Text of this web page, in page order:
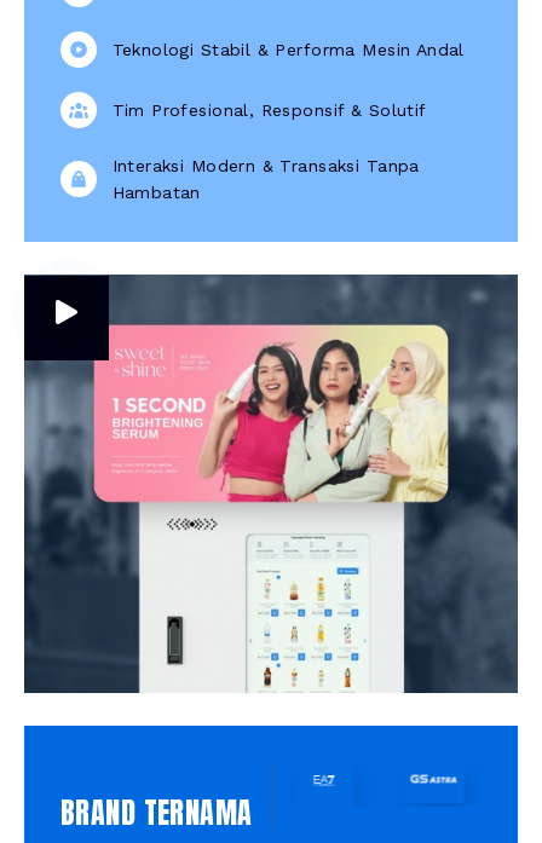
Teknologi Stabil & Performa Mesin Andal
Tim Profesional, Responsif & Solutif
Interaksi Modern & Transaksi Tanpa
Hambatan
BRAND TERNAMA